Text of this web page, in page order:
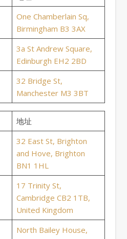
One Chamberlain Sq,
Birmingham B3 3AX
3a St Andrew Square,
Edinburgh EH2 2BD
32 Bridge St,
Manchester M3 3BT
地址
32 East St, Brighton
and Hove, Brighton
BN1 1HL
17 Trinity St,
Cambridge CB2 1TB,
United Kingdom
North Bailey House,